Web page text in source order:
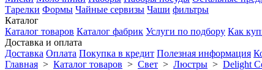
Тарелки Формы Чайные сервизы Чаши фильтры
Каталог
Каталог товаров Каталог фабрик Услуги по подбору Как
Доставка и оплата
Доставка Оплата Покупка в кредит Полезная информация
Главная > Каталог товаров > Свет > Люстры > Delight